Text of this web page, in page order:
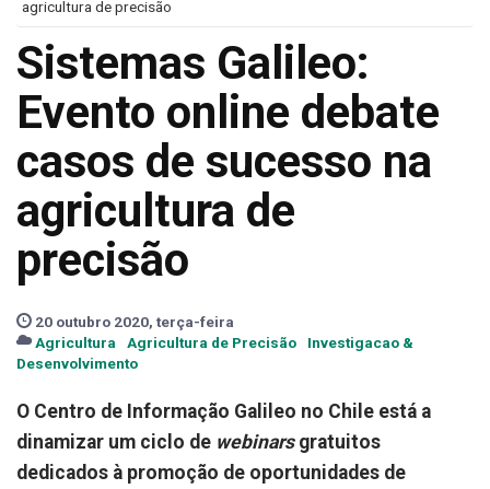
agricultura de precisão
Sistemas Galileo:
Evento online debate
casos de sucesso na
agricultura de
precisão
20 outubro 2020, terça-feira
Agricultura
Agricultura de Precisão
Investigacao &
Desenvolvimento
O Centro de Informação Galileo no Chile está a
dinamizar um ciclo de webinars gratuitos
dedicados à promoção de oportunidades de